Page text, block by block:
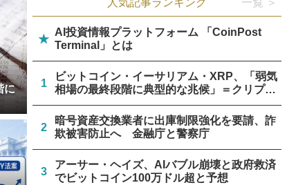
に
人気記事ランキング 一覧 ＞
★
AI投資情報プラットフォーム 「CoinPost
Terminal」とは
1
ビットコイン・イーサリアム・XRP、「弱気
相場の最終段階に典型的な兆候」＝クリプト
クアント
2
暗号資産交換業者に出庫制限強化を要請、詐
欺被害防止へ 金融庁と警察庁
3
アーサー・ヘイズ、AIバブル崩壊と政府救済
でビットコイン100万ドル超と予想